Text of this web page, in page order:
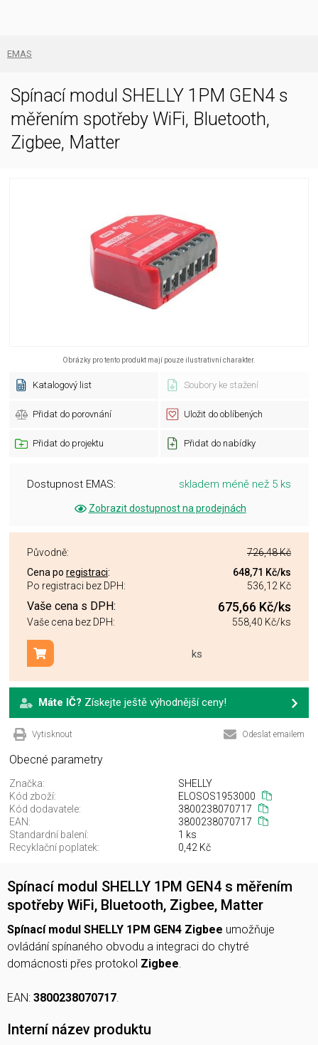
EMAS
Spínací modul SHELLY 1PM GEN4 s
měřením spotřeby WiFi, Bluetooth,
Zigbee, Matter
Obrázky pro tento produkt mají pouze ilustrativní charakter.
Katalogový list Soubory ke stažení
Přidat do porovnání Uložit do oblíbených
Přidat do projektu Přidat do nabídky
Dostupnost EMAS: skladem méně než 5 ks
Zobrazit dostupnost na prodejnách
Původně:
726,48 Kč
Cena po registraci: 648,71 Kč/ks
Po registraci bez DPH:
536,12 Kč
Vaše cena s DPH: 675,66 Kč/ks
Vaše cena bez DPH: 558,40 Kč/ks
ks
Přidat do košíku
Máte IČ? Získejte ještě výhodnější ceny!
Vytisknout Odeslat emailem
Obecné parametry
Značka:
SHELLY
Kód zboží:
ELOSOS1953000
Kód dodavatele:
3800238070717
EAN:
3800238070717
Standardní balení:
1 ks
Recyklační poplatek:
0,42 Kč
Spínací modul SHELLY 1PM GEN4 s měřením
spotřeby WiFi, Bluetooth, Zigbee, Matter
Spínací modul SHELLY 1PM GEN4 Zigbee umožňuje
ovládání spínaného obvodu a integraci do chytré
domácnosti přes protokol Zigbee.
EAN: 3800238070717.
Interní název produktu